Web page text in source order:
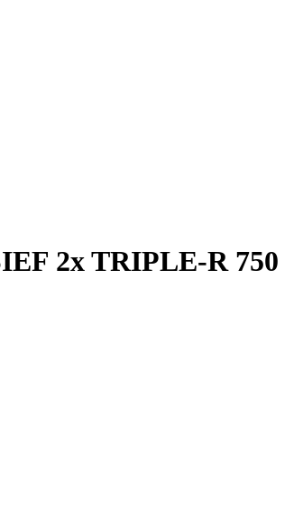
2x TRIPLE-R 750